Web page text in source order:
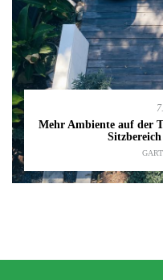
Mehr Ambiente auf der